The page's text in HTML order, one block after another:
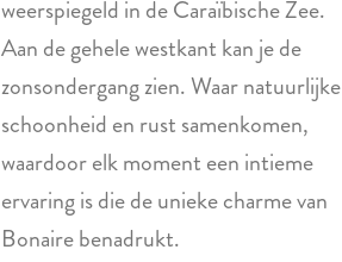
weerspiegeld in de Caraïbische Zee.
Aan de gehele westkant kan je de
zonsondergang zien. Waar natuurlijke
schoonheid en rust samenkomen,
waardoor elk moment een intieme
ervaring is die de unieke charme van
Bonaire benadrukt.